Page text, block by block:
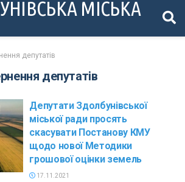
МІСЬКА
депутатів
депутатів
Депутати Здолбунівської
міської ради просять
скасувати Постанову КМУ
щодо нової Методики
грошової оцінки земель
17.11.2021